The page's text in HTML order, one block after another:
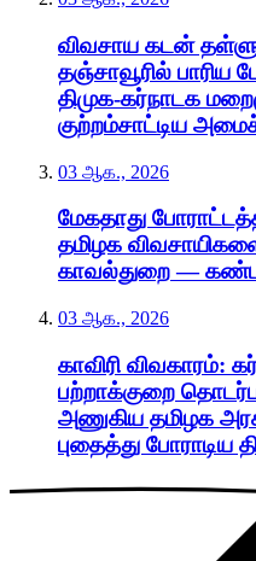
விவசாய கடன்
தஞ்சாவூரில் பாரிய
திமுக-கர்நாடக
குற்றம்சாட்டிய
03 ஆக., 2026
மேகதாது
தமிழக
காவல்துறை —
03 ஆக., 2026
காவிரி விவகாரம்:
பற்றாக்குறை
அணுகிய தமிழக
புதைத்து போராடிய